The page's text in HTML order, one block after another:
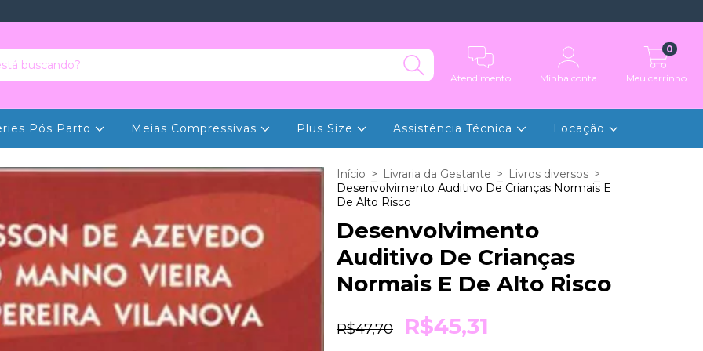
Atendimento Minha conta Meu carrinho
0
Pós Parto Meias Compressivas Plus Size Assistência Técnica Locação
Início > Livraria da Gestante > Livros diversos >
Desenvolvimento Auditivo De Crianças Normais E
De Alto Risco
Desenvolvimento
Auditivo De Crianças
Normais E De Alto Risco
R$47,70 R$45,31